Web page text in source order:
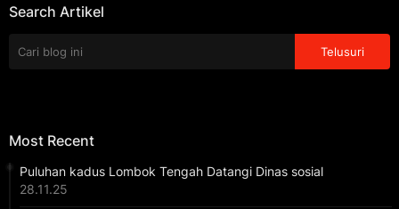
Search Artikel
Most Recent
Puluhan kadus Lombok Tengah Datangi Dinas sosial
28.11.25